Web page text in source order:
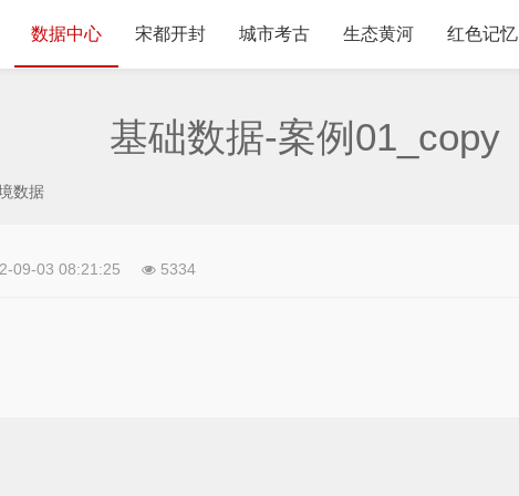
数据中心 宋都开封 城市考古 生态黄河 红色记忆
基础数据-案例01_copy
数据
09-03 08:21:25 5334